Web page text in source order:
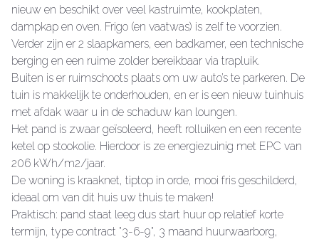
nieuw en beschikt over veel kastruimte, kookplaten,
dampkap en oven. Frigo (en vaatwas) is zelf te voorzien.
Verder zijn er 2 slaapkamers, een badkamer, een technische
berging en een ruime zolder bereikbaar via trapluik.
Buiten is er ruimschoots plaats om uw auto’s te parkeren. De
tuin is makkelijk te onderhouden, en er is een nieuw tuinhuis
met afdak waar u in de schaduw kan loungen.
Het pand is zwaar geïsoleerd, heeft rolluiken en een recente
ketel op stookolie. Hierdoor is ze energiezuinig met EPC van
206 kWh/m2/jaar.
De woning is kraaknet, tiptop in orde, mooi fris geschilderd,
ideaal om van dit huis uw thuis te maken!
Praktisch: pand staat leeg dus start huur op relatief korte
termijn, type contract "3-6-9", 3 maand huurwaarborg,